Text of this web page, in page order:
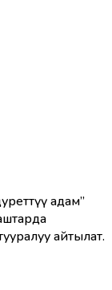
адам”
айтылат.